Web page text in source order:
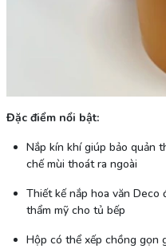
Đặc điểm nổi bật:
Nắp kín khí giúp bảo quản
chế mùi thoát ra ngoài
Thiết kế nắp hoa văn Deco
thẩm mỹ cho tủ bếp
Hộp có thể xếp chồng gọn